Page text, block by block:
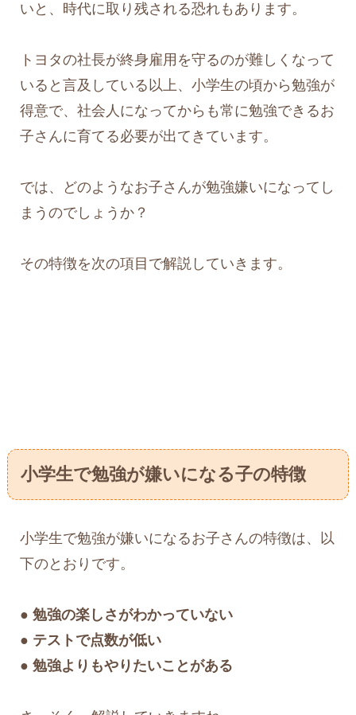
いと、時代に取り残される恐れもあります。
トヨタの社長が終身雇用を守るのが難しくなって
いると言及している以上、小学生の頃から勉強が
得意で、社会人になってからも常に勉強できるお
子さんに育てる必要が出てきています。
では、どのようなお子さんが勉強嫌いになってし
まうのでしょうか？
その特徴を次の項目で解説していきます。
小学生で勉強が嫌いになる子の特徴
小学生で勉強が嫌いになるお子さんの特徴は、以
下のとおりです。
● 勉強の楽しさがわかっていない
● テストで点数が低い
● 勉強よりもやりたいことがある